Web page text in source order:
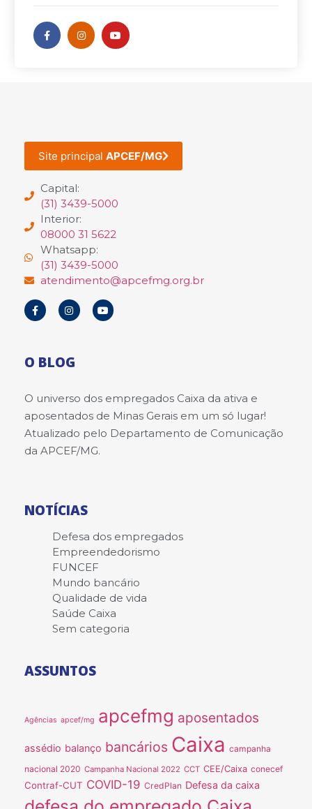
Site principal APCEF/MG
Capital:
(31) 3439-5000
Interior:
08000 31 5622
Whatsapp:
(31) 3439-5000
atendimento@apcefmg.org.br
O BLOG
O universo dos empregados Caixa da ativa e
aposentados de Minas Gerais em um só lugar!
Atualizado pelo Departamento de Comunicação
da APCEF/MG.
NOTÍCIAS
Defesa dos empregados
Empreendedorismo
FUNCEF
Mundo bancário
Qualidade de vida
Saúde Caixa
Sem categoria
ASSUNTOS
Agências apcef/mg apcefmg aposentados
assédio balanço bancários Caixa campanha
nacional 2020 Campanha Nacional 2022 CCT CEE/Caixa conecef
Contraf-CUT COVID-19 CredPlan Defesa da caixa